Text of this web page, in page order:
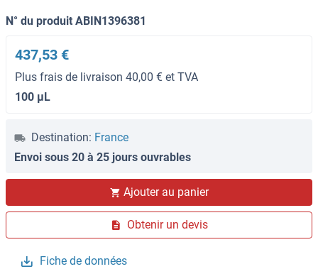
N° du produit ABIN1396381
437,53 €
Plus frais de livraison 40,00 € et TVA
100 μL
Destination: France
Envoi sous 20 à 25 jours ouvrables
Ajouter au panier
Obtenir un devis
Fiche de données